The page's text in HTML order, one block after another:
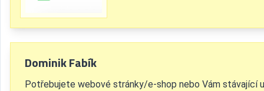
Dominik Fabík
Potřebujete webové stránky/e-shop nebo Vám stávající